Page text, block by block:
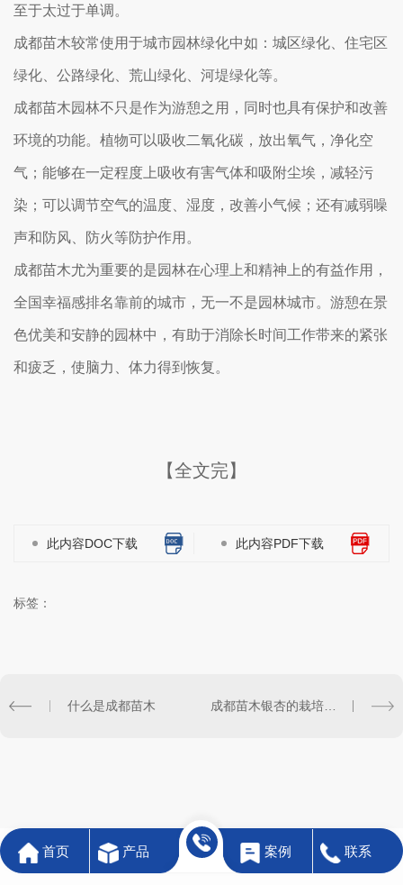
至于太过于单调。
成都苗木较常使用于城市园林绿化中如：城区绿化、住宅区
绿化、公路绿化、荒山绿化、河堤绿化等。
成都苗木园林不只是作为游憩之用，同时也具有保护和改善
环境的功能。植物可以吸收二氧化碳，放出氧气，净化空
气；能够在一定程度上吸收有害气体和吸附尘埃，减轻污
染；可以调节空气的温度、湿度，改善小气候；还有减弱噪
声和防风、防火等防护作用。
成都苗木尤为重要的是园林在心理上和精神上的有益作用，
全国幸福感排名靠前的城市，无一不是园林城市。游憩在景
色优美和安静的园林中，有助于消除长时间工作带来的紧张
和疲乏，使脑力、体力得到恢复。
【全文完】
此内容DOC下载 此内容PDF下载
标签：
什么是成都苗木
首页 产品 案例 联系